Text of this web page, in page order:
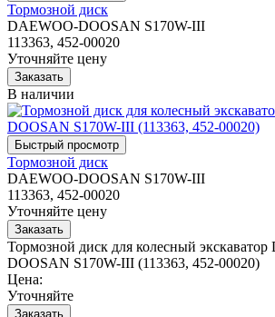
Тормозной диск
DAEWOO-DOOSAN S170W-III
113363, 452-00020
Уточняйте цену
В наличии
Тормозной диск
DAEWOO-DOOSAN S170W-III
113363, 452-00020
Уточняйте цену
Тормозной диск для колесный
DOOSAN S170W-III (113363, 452-00020)
Цена:
Уточняйте